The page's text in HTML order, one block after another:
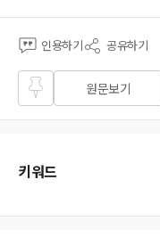
인용하기 공유하기
즐겨
찾기
원문보기
키워드